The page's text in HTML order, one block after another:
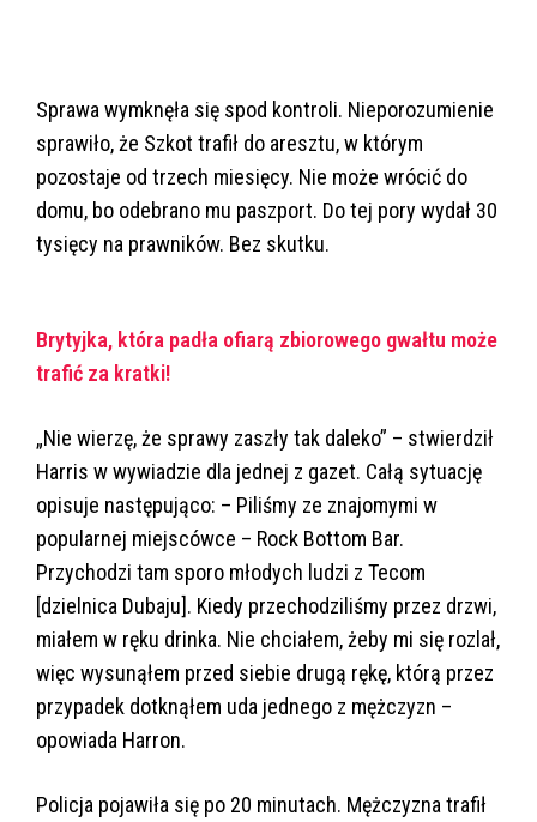
Sprawa wymknęła się spod kontroli. Nieporozumienie
sprawiło, że Szkot trafił do aresztu, w którym
pozostaje od trzech miesięcy. Nie może wrócić do
domu, bo odebrano mu paszport. Do tej pory wydał 30
tysięcy na prawników. Bez skutku.
Brytyjka, która padła ofiarą zbiorowego gwałtu może
trafić za kratki!
„Nie wierzę, że sprawy zaszły tak daleko” – stwierdził
Harris w wywiadzie dla jednej z gazet. Całą sytuację
opisuje następująco: – Piliśmy ze znajomymi w
popularnej miejscówce – Rock Bottom Bar.
Przychodzi tam sporo młodych ludzi z Tecom
[dzielnica Dubaju]. Kiedy przechodziliśmy przez drzwi,
miałem w ręku drinka. Nie chciałem, żeby mi się rozlał,
więc wysunąłem przed siebie drugą rękę, którą przez
przypadek dotknąłem uda jednego z mężczyzn –
opowiada Harron.
Policja pojawiła się po 20 minutach. Mężczyzna trafił